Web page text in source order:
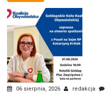
06 sierpnia, 2026 redakcja